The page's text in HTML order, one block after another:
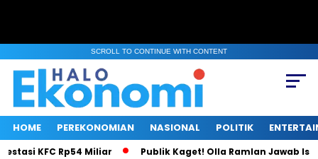
SCROLL TO CONTINUE WITH CONTENT
HOME PEREKONOMIAN NASIONAL POLITIK
KFC Rp54 Miliar Publik Kaget! Olla Ramlan Jawab Isu